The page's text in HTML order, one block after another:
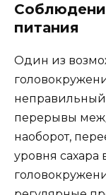
питания
Один из
перерывы
наоборот,
уровня сахара